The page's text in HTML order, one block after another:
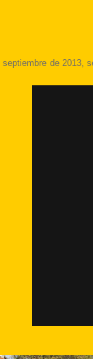
septiembre de 2013,